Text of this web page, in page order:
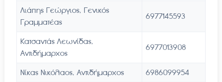
Λιάπης Γεώργιος, Γενικός
Γραμματέας
6977145593
Κατσαντάς Λεωνίδας,
Αντιδήμαρχος
6977013908
Νίκας Νικόλαος, Αντιδήμαρχος 6986099954